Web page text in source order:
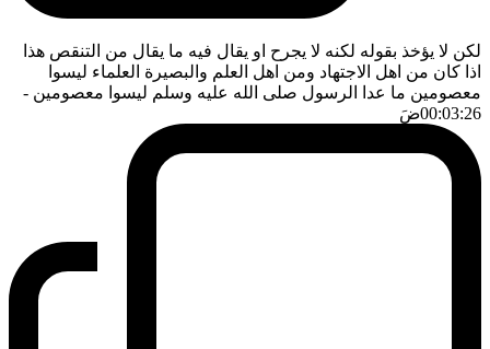
لكن لا يؤخذ بقوله لكنه لا يجرح او يقال فيه ما يقال من التنقص هذا
اذا كان من اهل الاجتهاد ومن اهل العلم والبصيرة العلماء ليسوا
معصومين ما عدا الرسول صلى الله عليه وسلم ليسوا معصومين -
00:03:26ضَ